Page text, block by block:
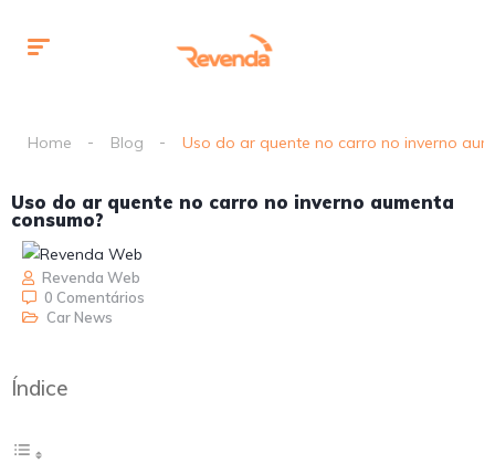
Home Blog Uso do ar quente no carro no inverno
Uso do ar quente no carro no inverno aumenta
consumo?
Revenda Web
0 Comentários
Car News
Índice